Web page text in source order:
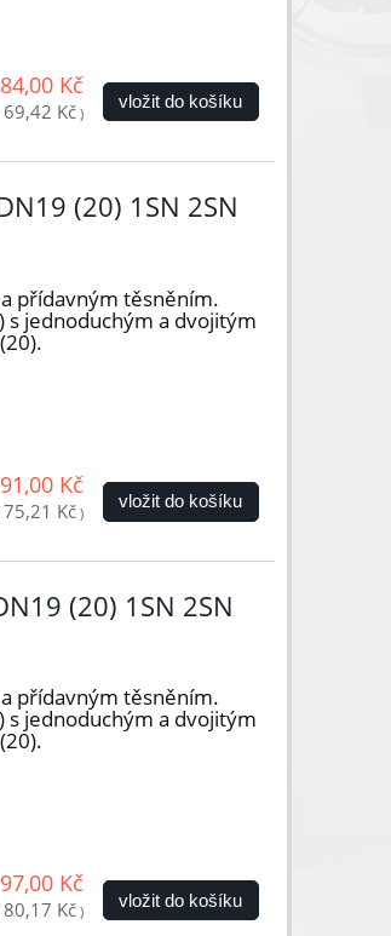
84,00 Kč
69,42 Kč)
vložit do košíku
(20) 1SN 2SN
přídavným těsněním.
s jednoduchým a dvojitým
91,00 Kč
75,21 Kč)
vložit do košíku
(20) 1SN 2SN
přídavným těsněním.
s jednoduchým a dvojitým
97,00 Kč
80,17 Kč)
vložit do košíku